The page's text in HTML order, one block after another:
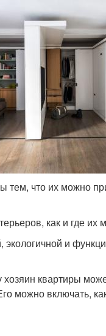
что их можно
как и где их
и
квартиры
можно включать,